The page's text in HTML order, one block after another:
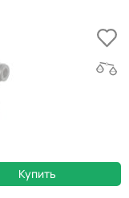
Купить